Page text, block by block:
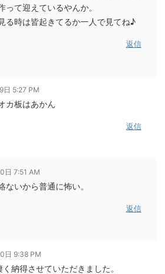
って迎えているやんか。
る時は皆起きてるか一人で見てね♪
返信
日 5:27 PM
カ板はあかん
返信
日 7:51 AM
ないから普通に怖い。
返信
日 9:38 PM
納得させていただきました。